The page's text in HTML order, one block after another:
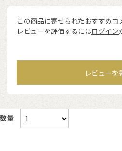
この商品に寄せられたおすすめコ
レビューを評価するにはログイン
レビューを
数量